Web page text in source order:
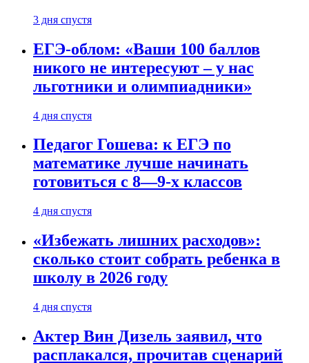
3 дня спустя
ЕГЭ-облом: «Ваши 100 баллов
никого не интересуют – у нас
льготники и олимпиадники»
4 дня спустя
Педагог Гошева: к ЕГЭ по
математике лучше начинать
готовиться с 8—9-х классов
4 дня спустя
«Избежать лишних расходов»:
сколько стоит собрать ребенка в
школу в 2026 году
4 дня спустя
Актер Вин Дизель заявил, что
расплакался, прочитав сценарий